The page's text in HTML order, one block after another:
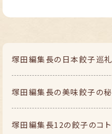
塚田編集長の 日本餃子巡礼
塚田編集長の美味餃子の
塚田編集長12の餃子のコト